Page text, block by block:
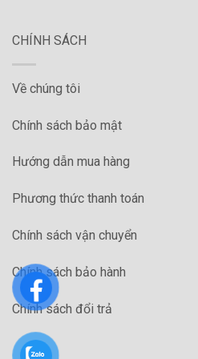
CHÍNH SÁCH
Về chúng tôi
Chính sách bảo mật
Hướng dẫn mua hàng
Phương thức thanh toán
Chính sách vận chuyển
Chính sách bảo hành
Chính sách đổi trả